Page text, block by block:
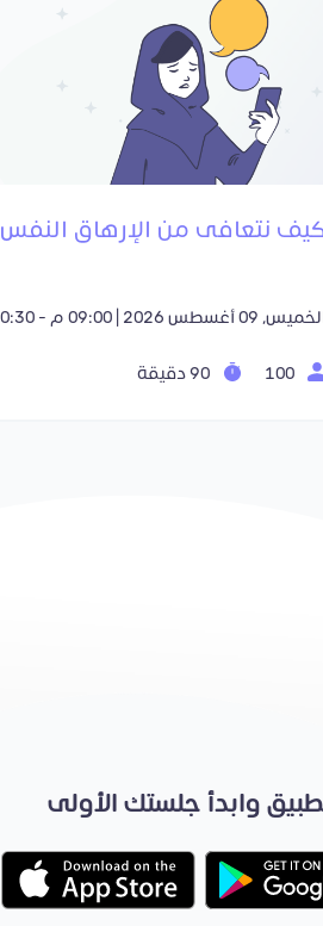
نتعافى من الإرهاق النفس
09 أغسطس 2026 | 09:00 م - 10:30 م
وابدأ جلستك الأولى